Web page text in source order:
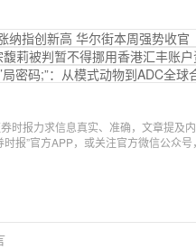
纳指创新高 华尔街本周强势收官
莉被判暂不得挪用香港汇丰账
局密码;”：从模式动物到ADC全球
时报力求信息真实、准确，文章提及
时报”官方APP，或关注官方微信公众